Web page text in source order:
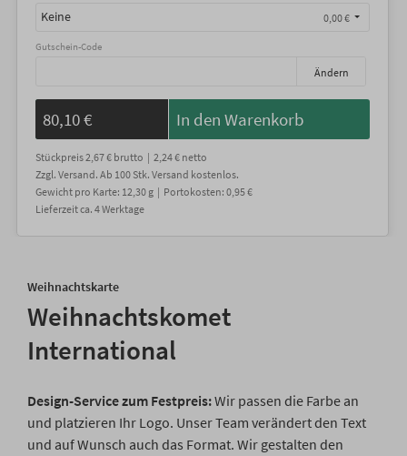
Keine 0,00 €
Gutschein-Code
Ändern
80,10 € In den Warenkorb
Stückpreis2,67 € brutto | 2,24 € netto
Zzgl. Versand. Ab 100 Stk. Versand kostenlos.
Gewicht pro Karte: 12,30 g | Portokosten: 0,95 €
Lieferzeitca. 4Werktage
Weihnachtskarte
Weihnachtskomet
International
Design-Service zum Festpreis:Wir passen die Farbe an
und platzieren Ihr Logo. Unser Team verändert den Text
und auf Wunsch auch das Format. Wir gestalten den